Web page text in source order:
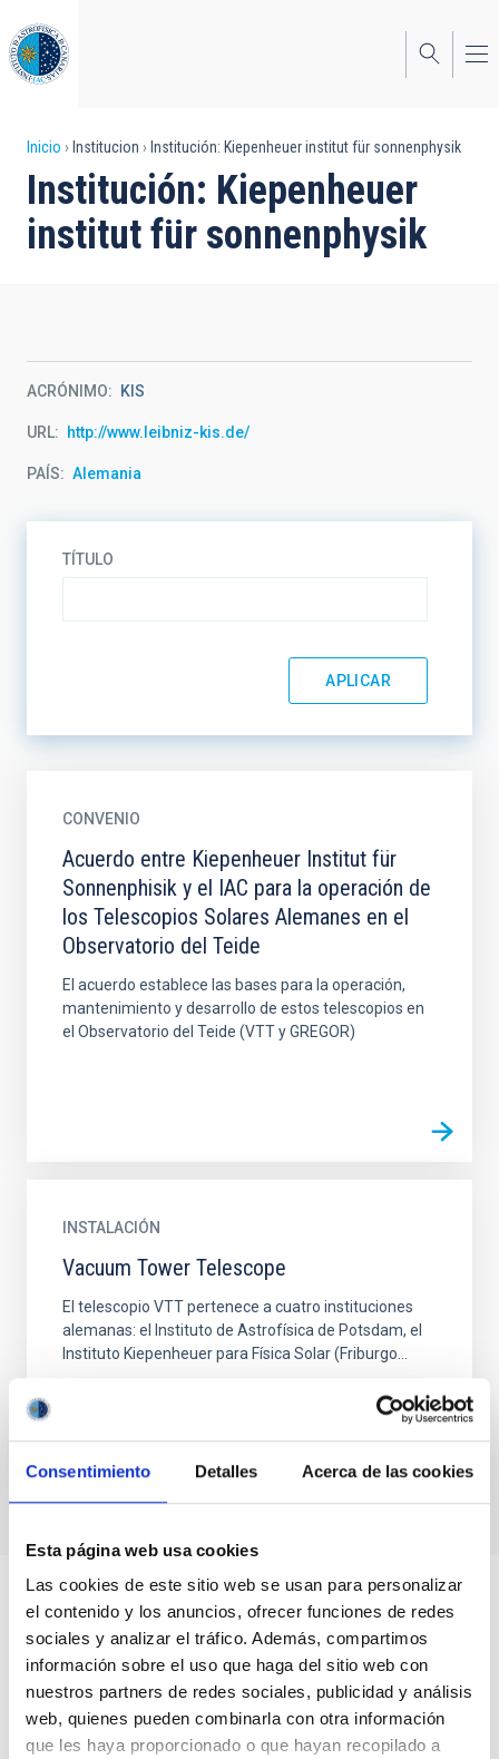
Consentimiento Detalles Acerca de las cookies
Esta página web usa cookies
Las cookies de este sitio web se usan para personalizar
el contenido y los anuncios, ofrecer funciones de redes
sociales y analizar el tráfico. Además, compartimos
información sobre el uso que haga del sitio web con
nuestros partners de redes sociales, publicidad y análisis
web, quienes pueden combinarla con otra información
que les haya proporcionado o que hayan recopilado a
al
contenido
principal
Sobrescribir
enlaces
de
navegación
Inicio Institucion Institución: Kiepenheuer institut für sonnenphysik
Institución: Kiepenheuer
institut für sonnenphysik
ACRÓNIMO KIS
URL http://www.leibniz-kis.de/
PAÍS Alemania
TÍTULO
CONVENIO
Acuerdo entre Kiepenheuer Institut für
Sonnenphisik y el IAC para la operación de
los Telescopios Solares Alemanes en el
Observatorio del Teide
El acuerdo establece las bases para la operación,
mantenimiento y desarrollo de estos telescopios en
el Observatorio del Teide (VTT y GREGOR)
INSTALACIÓN
Vacuum Tower Telescope
El telescopio VTT pertenece a cuatro instituciones
alemanas: el Instituto de Astrofísica de Potsdam, el
Instituto Kiepenheuer para Física Solar (Friburgo...